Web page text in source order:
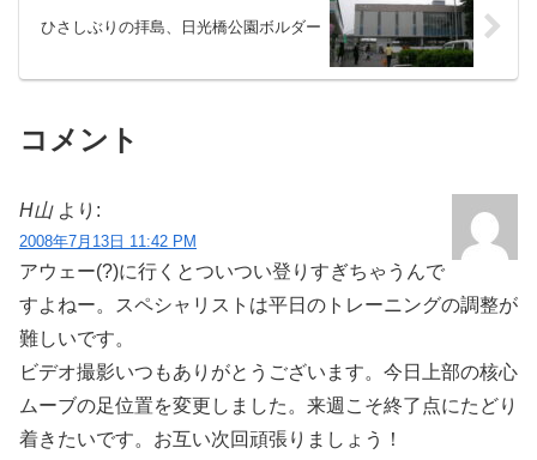
ひさしぶりの拝島、日光橋公園ボルダー
コメント
H山 より:
2008年7月13日 11:42 PM
アウェー(?)に行くとついつい登りすぎちゃうんで
すよねー。スペシャリストは平日のトレーニングの調整が
難しいです。
ビデオ撮影いつもありがとうございます。今日上部の核心
ムーブの足位置を変更しました。来週こそ終了点にたどり
着きたいです。お互い次回頑張りましょう！